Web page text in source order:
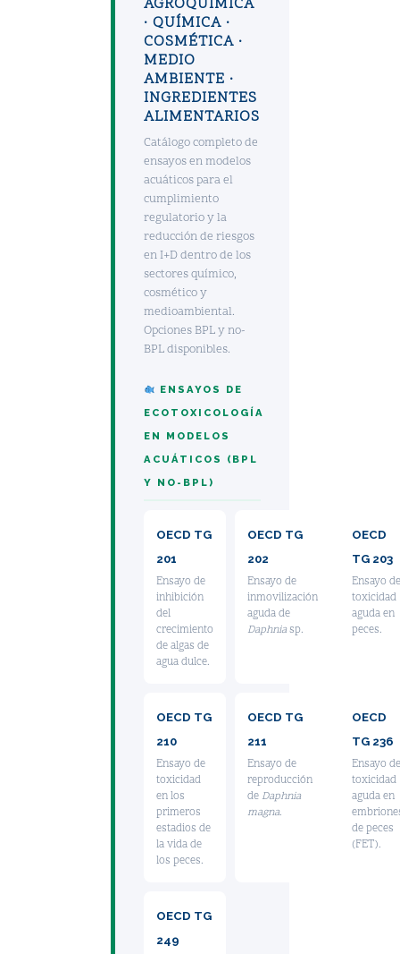
· QUÍMICA ·
COSMÉTICA ·
MEDIO
AMBIENTE ·
INGREDIENTES
ALIMENTARIOS
Catálogo completo de
ensayos en modelos
acuáticos para el
cumplimiento
regulatorio y la
reducción de riesgos
en I+D dentro de los
sectores químico,
cosmético y
medioambiental.
Opciones BPL y no-
BPL disponibles.
ENSAYOS DE
ECOTOXICOLOGÍA
EN MODELOS
ACUÁTICOS (BPL
Y NO-BPL)
OECD TG
201
Ensayo de
inhibición
del
crecimiento
de algas de
agua dulce.
OECD TG
202
Ensayo de
inmovilización
aguda de
Daphniasp.
OECD
TG 203
Ensayo de
toxicidad
aguda en
peces.
OECD TG
210
Ensayo de
toxicidad
en los
primeros
estadios de
la vida de
los peces.
OECD TG
211
Ensayo de
reproducción
de Daphnia
magna.
OECD
TG 236
Ensayo de
toxicidad
aguda en
de peces
(FET).
OECD TG
249